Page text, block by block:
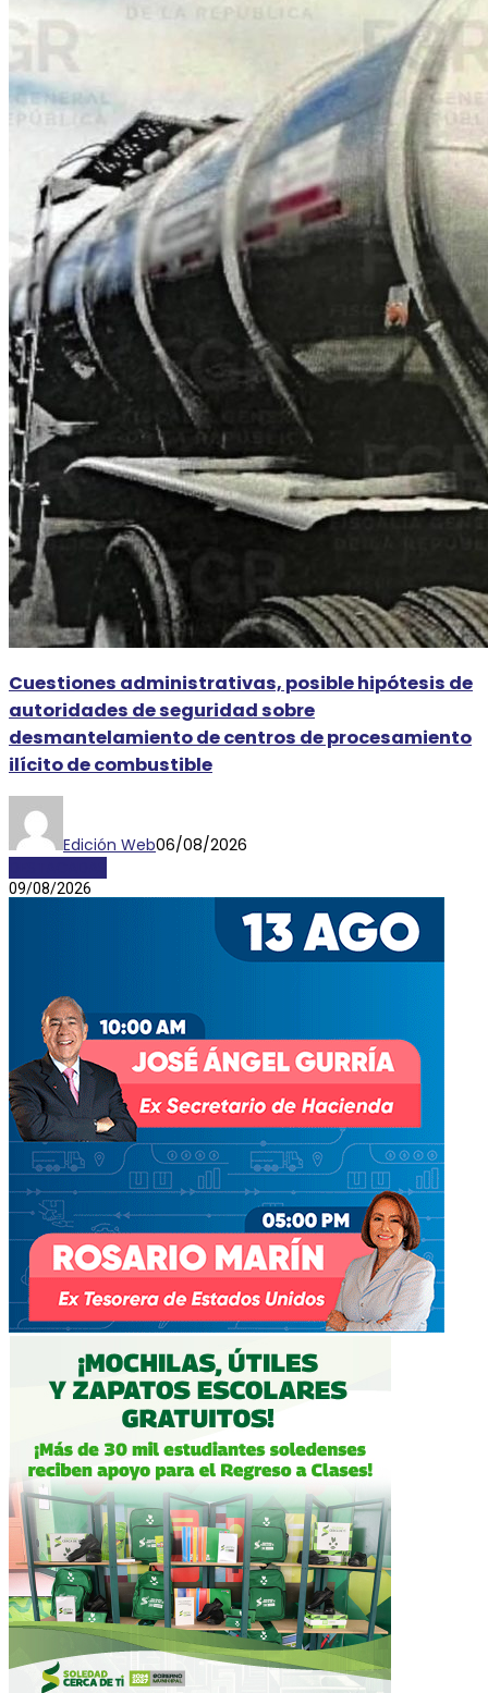
Cuestiones administrativas, posible hipótesis de
autoridades de seguridad sobre
desmantelamiento de centros de procesamiento
ilícito de combustible
Edición Web06/08/2026
09/08/2026